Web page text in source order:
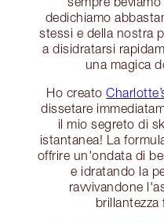
dedichiamo
stessi e della nostra
a disidratarsi
una magica
Ho creato
dissetare
il mio segreto di
istantanea! La
offrire un'ondata di
e idratando la
ravvivandone
brillantezza